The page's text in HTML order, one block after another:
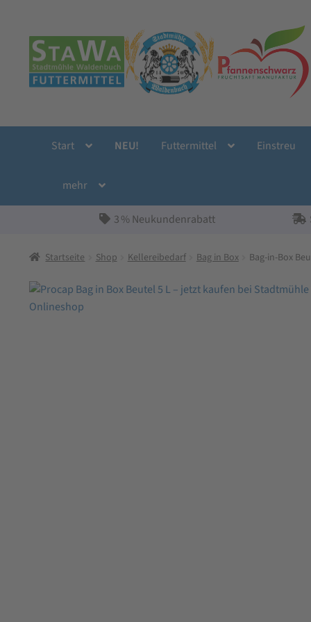
Navigation
springen
Inhalt
springen
Start NEU! Futtermittel Einstreu
mehr
3 % Neukundenrabatt
Startseite Shop Kellereibedarf Bag in Box Bag-in-Box